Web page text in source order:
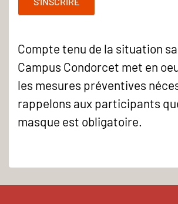
Compte tenu de la situation
Campus Condorcet met en
les mesures préventives
rappelons aux participants
masque est obligatoire.